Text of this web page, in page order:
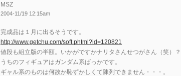
MSZ
2004-11/19 12:15am
完成品は１月に出るそうです。
http://www.getchu.com/soft.phtml?id=120821
値段も組立版の半額。いかがですかナリタさんせつがさん（笑）？
うちのフィギュアはガンダム系ばっかです。
ギャル系のものは何故か恥ずかしくて陳列できません・・・。